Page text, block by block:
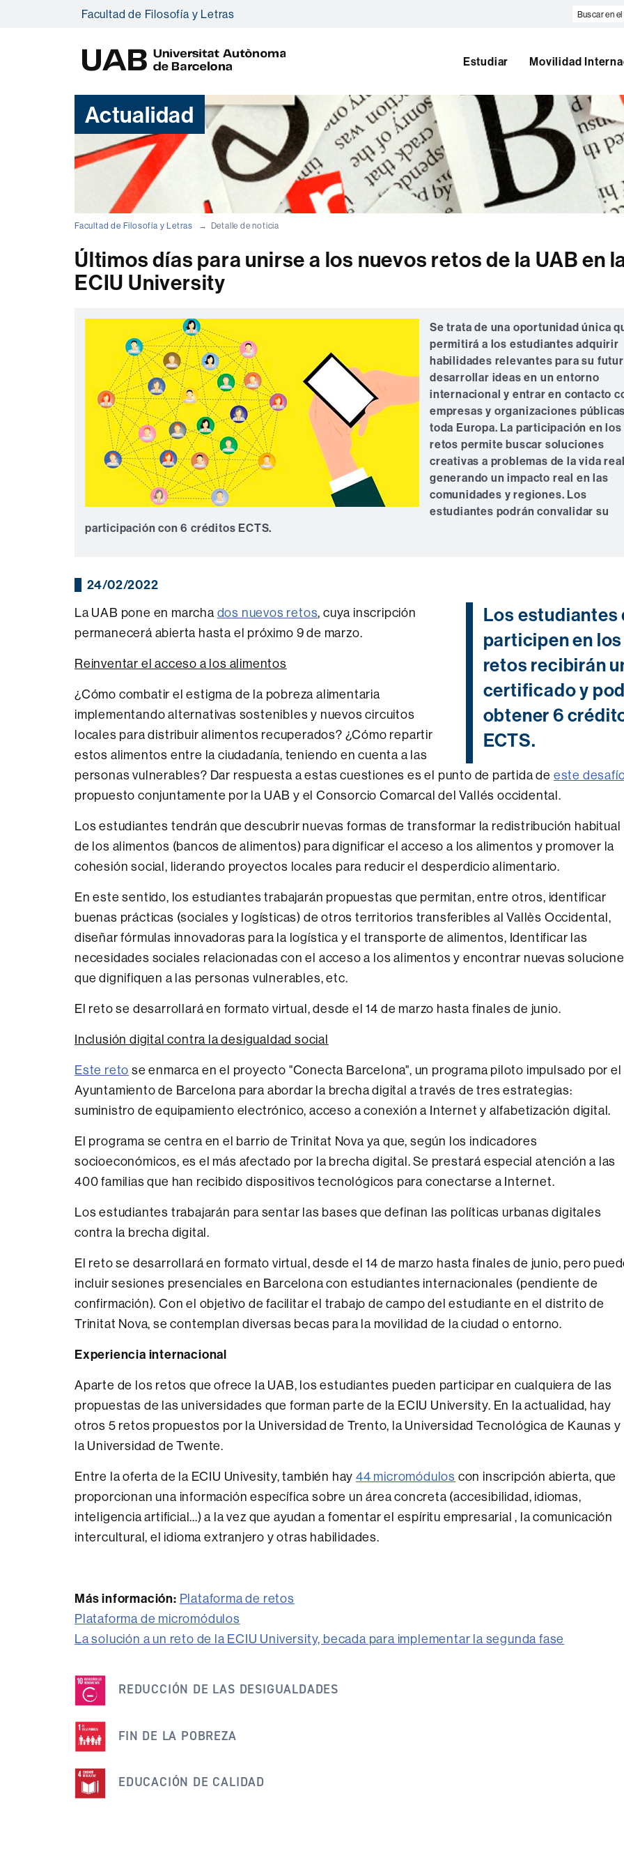
Facultad de Filosofía y Letras
Buscar
web
A
Estudiar Movilidad
Actualidad
Facultad de Filosofía y Letras Detalle de noticia
Últimos días para unirse a los nuevos retos de la UAB en
ECIU University
Se trata de una oportunidad única
permitirá a los estudiantes adquirir
habilidades relevantes para su
desarrollar ideas en un entorno
internacional y entrar en contacto
empresas y organizaciones
toda Europa. La participación en los
retos permite buscar soluciones
creativas a problemas de la vida
generando un impacto real en las
comunidades y regiones. Los
estudiantes podrán convalidar su
participación con 6 créditos ECTS.
24/02/2022
Los estudiantes
participen en los
retos recibirán
certificado y
obtener 6
ECTS.
La UAB pone en marcha dos nuevos retos, cuya inscripción
permanecerá abierta hasta el próximo 9 de marzo.
Reinventar el acceso a los alimentos
¿Cómo combatir el estigma de la pobreza alimentaria
implementando alternativas sostenibles y nuevos circuitos
locales para distribuir alimentos recuperados? ¿Cómo repartir
estos alimentos entre la ciudadanía, teniendo en cuenta a las
personas vulnerables? Dar respuesta a estas cuestiones es el punto de partida de este
propuesto conjuntamente por la UAB y el Consorcio Comarcal del Vallés occidental.
Los estudiantes tendrán que descubrir nuevas formas de transformar la redistribución habitual
de los alimentos (bancos de alimentos) para dignificar el acceso a los alimentos y promover la
cohesión social, liderando proyectos locales para reducir el desperdicio alimentario.
En este sentido, los estudiantes trabajarán propuestas que permitan, entre otros, identificar
buenas prácticas (sociales y logísticas) de otros territorios transferibles al Vallès Occidental,
diseñar fórmulas innovadoras para la logística y el transporte de alimentos, Identificar las
necesidades sociales relacionadas con el acceso a los alimentos y encontrar nuevas
que dignifiquen a las personas vulnerables, etc.
El reto se desarrollará en formato virtual, desde el 14 de marzo hasta finales de junio.
Inclusión digital contra la desigualdad social
Este reto se enmarca en el proyecto "Conecta Barcelona", un programa piloto impulsado por el
Ayuntamiento de Barcelona para abordar la brecha digital a través de tres estrategias:
suministro de equipamiento electrónico, acceso a conexión a Internet y alfabetización digital.
El programa se centra en el barrio de Trinitat Nova ya que, según los indicadores
socioeconómicos, es el más afectado por la brecha digital. Se prestará especial atención a las
400 familias que han recibido dispositivos tecnológicos para conectarse a Internet.
Los estudiantes trabajarán para sentar las bases que definan las políticas urbanas digitales
contra la brecha digital.
El reto se desarrollará en formato virtual, desde el 14 de marzo hasta finales de junio, pero
incluir sesiones presenciales en Barcelona con estudiantes internacionales (pendiente de
confirmación). Con el objetivo de facilitar el trabajo de campo del estudiante en el distrito de
Trinitat Nova, se contemplan diversas becas para la movilidad de la ciudad o entorno.
Experiencia internacional
Aparte de los retos que ofrece la UAB, los estudiantes pueden participar en cualquiera de las
propuestas de las universidades que forman parte de la ECIU University. En la actualidad, hay
otros 5 retos propuestos por la Universidad de Trento, la Universidad Tecnológica de Kaunas y
la Universidad de Twente.
Entre la oferta de la ECIU Univesity, también hay 44 micromódulos con inscripción abierta, que
proporcionan una información específica sobre un área concreta (accesibilidad, idiomas,
inteligencia artificial...) a la vez que ayudan a fomentar el espíritu empresarial , la comunicación
intercultural, el idioma extranjero y otras habilidades.
Más información: Plataforma de retos
Plataforma de micromódulos
La solución a un reto de la ECIU University, becada para implementar la segunda fase
noticia
se
engloba
dentro
de
los
REDUCCIÓN DE LAS DESIGUALDADES
FIN DE LA POBREZA
EDUCACIÓN DE CALIDAD